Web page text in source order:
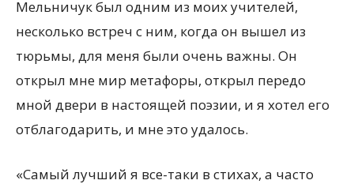
Мельничук был одним из моих учителей,
несколько встреч с ним, когда он вышел из
тюрьмы, для меня были очень важны. Он
открыл мне мир метафоры, открыл передо
мной двери в настоящей поэзии, и я хотел его
отблагодарить, и мне это удалось.
«Самый лучший я все-таки в стихах, а часто